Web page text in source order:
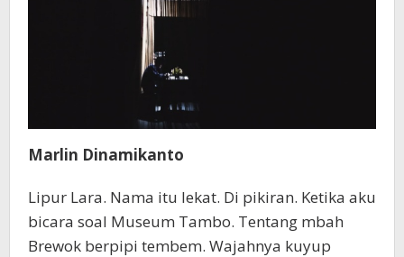
Marlin Dinamikanto
Lipur Lara. Nama itu lekat. Di pikiran. Ketika aku
bicara soal Museum Tambo. Tentang mbah
Brewok berpipi tembem. Wajahnya kuyup